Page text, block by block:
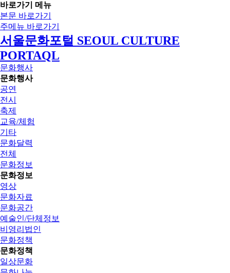
바로가기 메뉴
본문 바로가기
주메뉴 바로가기
서울문화포털 SEOUL CULTURE
PORTAQL
문화행사
문화행사
공연
전시
축제
교육/체험
기타
문화달력
전체
문화정보
문화정보
영상
문화자료
문화공간
예술인/단체정보
비영리법인
문화정책
문화정책
일상문화